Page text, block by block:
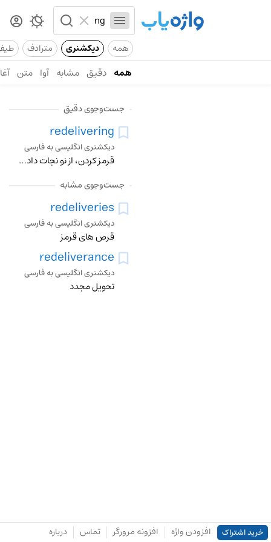
همه دیکشنری مترادف
همه دقیق مشابه آوا متن
جست‌وجوی دقیق
redelivering
دیکشنری انگلیسی به فارسی
قرمز کردن، از نو نجات دادن، دوباره مستخلص کردن، دوباره تحویل دادن
جست‌وجوی مشابه
redeliveries
دیکشنری انگلیسی به فارسی
قرص های قرمز
redeliverance
دیکشنری انگلیسی به فارسی
تحویل مجدد
خرید اشتراک افزودن واژه افزونه مرورگر تماس درباره